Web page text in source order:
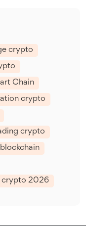
crypto
Chain
crypto
crypto
crypto 2026